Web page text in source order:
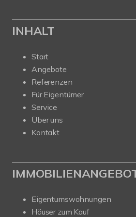
INHALT
Start
Angebote
Referenzen
Für Eigentümer
Service
Über uns
Kontakt
Eigentumswohnungen
Häuser zum Kauf